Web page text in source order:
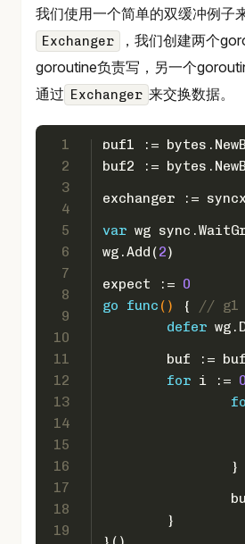
我们使用一个简单的双缓冲例子
Exchanger
，我们创建两个
goroutine负责写，另一个
通过 Exchanger 来交换数据。
1
2
3
4
5
6
7
8
9
10
11
12
13
14
15
16
17
18
19
buf1 :=
buf2 :=
exchanger :=
var wg
wg.Add(2)
expect := 0
go
func () {
// g1
defer
buf :=
for i := 0
		}
	}